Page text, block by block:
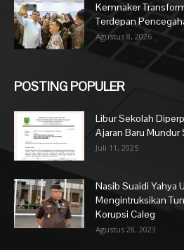
Kemnaker
Terdepan
Agustus 8, 2026
POSTING POPULER
Libur Sekolah
Ajaran Baru Mundur
Juli 11, 2025
Nasib Suaidi Yahya
Mengintruksikan
Korupsi Caleg
Agustus 28, 2023